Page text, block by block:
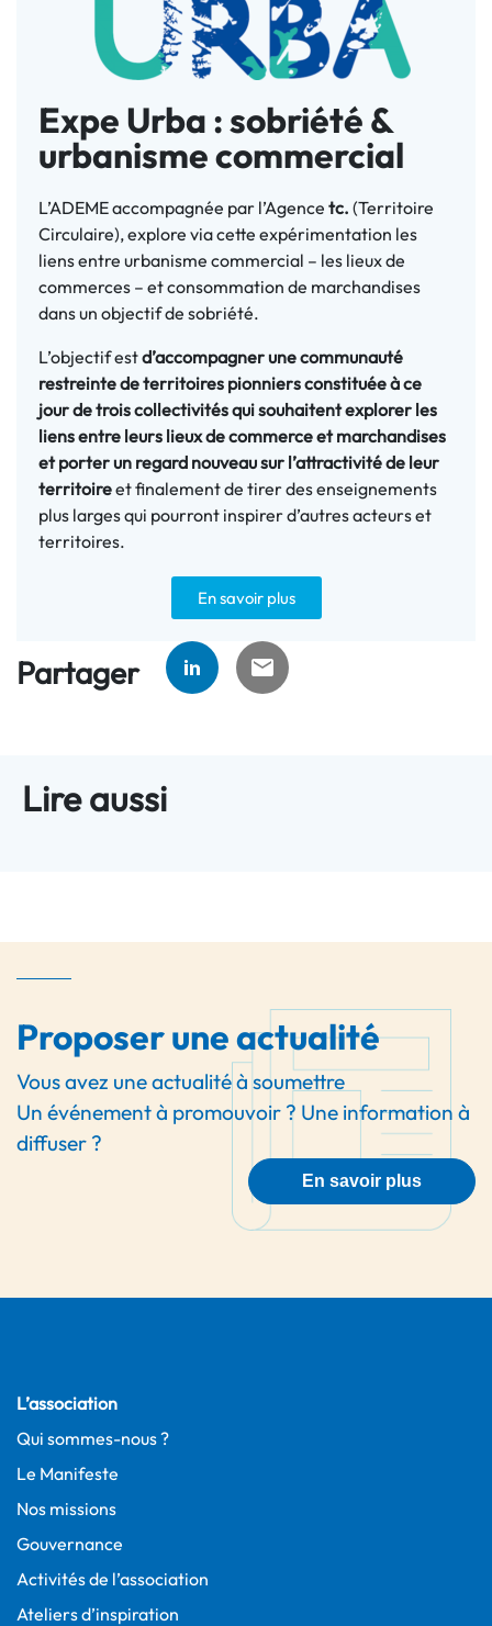
Expe Urba : sobriété &
urbanisme commercial
L’ADEME accompagnée par l’Agence tc. (Territoire
Circulaire), explore via cette expérimentation les
liens entre urbanisme commercial – les lieux de
commerces – et consommation de marchandises
dans un objectif de sobriété.
L’objectif estd’accompagner une communauté
restreinte de territoires pionniers constituée à ce
jour de trois collectivitésqui souhaitent explorer les
liens entre leurs lieux de commerce et marchandises
et porter un regard nouveau sur l’attractivité de leur
territoireet finalement de tirer des enseignements
plus larges qui pourront inspirer d’autres acteurs et
territoires.
En savoir plus
Partager
Lire aussi
Proposer une actualité
Vous avez une actualité à soumettre
Un événement à promouvoir ? Une information à
diffuser ?
En savoir plus
L’association
Qui sommes-nous ?
Le Manifeste
Nos missions
Gouvernance
Activités de l’association
Ateliers d’inspiration